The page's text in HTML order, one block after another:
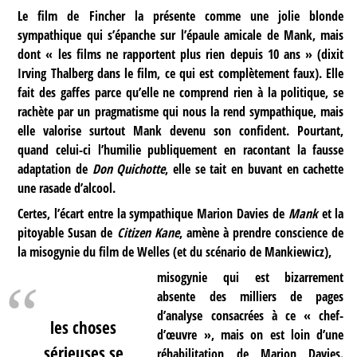
Le film de Fincher la présente comme une jolie blonde
sympathique qui s’épanche sur l’épaule amicale de Mank, mais
dont « les films ne rapportent plus rien depuis 10 ans » (dixit
Irving Thalberg dans le film, ce qui est complètement faux). Elle
fait des gaffes parce qu’elle ne comprend rien à la politique, se
rachète par un pragmatisme qui nous la rend sympathique, mais
elle valorise surtout Mank devenu son confident. Pourtant,
quand celui-ci l’humilie publiquement en racontant la fausse
adaptation de Don Quichotte, elle se tait en buvant en cachette
une rasade d’alcool.
Certes, l’écart entre la sympathique Marion Davies de Manket la
pitoyable Susan de Citizen Kane, amène à prendre conscience de
la misogynie du film de Welles (et du scénario de Mankiewicz),
les choses
sérieuses se
misogynie qui est bizarrement
absente des milliers de pages
d’analyse consacrées à ce « chef-
d’œuvre », mais on est loin d’une